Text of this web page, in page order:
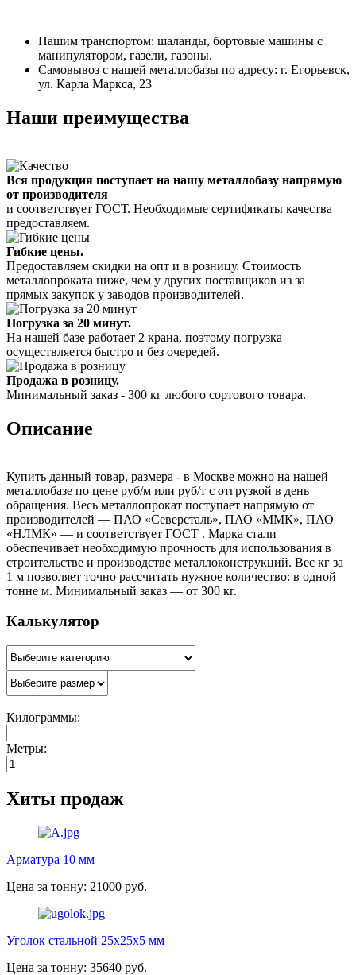
Нашим транспортом: шаланды, бортовые машины с
манипулятором, газели, газоны.
Самовывоз с нашей металлобазы по адресу: г. Егорьевск,
ул. Карла Маркса, 23
Наши преимущества
Вся продукция поступает на нашу металлобазу напрямую
от производителя
и соответствует ГОСТ. Необходимые сертификаты качества
предоставляем.
Гибкие цены.
Предоставляем скидки на опт и в розницу. Стоимость
металлопроката ниже, чем у других поставщиков из за
прямых закупок у заводов производителей.
Погрузка за 20 минут.
На нашей базе работает 2 крана, поэтому погрузка
осуществляется быстро и без очередей.
Продажа в розницу.
Минимальный заказ - 300 кг любого сортового товара.
Описание
Купить данный товар, размера - в Москве можно на нашей
металлобазе по цене руб/м или руб/т с отгрузкой в день
обращения. Весь металлопрокат поступает напрямую от
производителей — ПАО «Северсталь», ПАО «ММК», ПАО
«НЛМК» — и соответствует ГОСТ . Марка стали
обеспечивает необходимую прочность для использования в
строительстве и производстве металлоконструкций. Вес кг за
1 м позволяет точно рассчитать нужное количество: в одной
тонне м. Минимальный заказ — от 300 кг.
Калькулятор
Килограммы:
Метры:
Хиты продаж
Арматура 10 мм
Цена за тонну: 21000 руб.
Уголок стальной 25х25х5 мм
Цена за тонну: 35640 руб.